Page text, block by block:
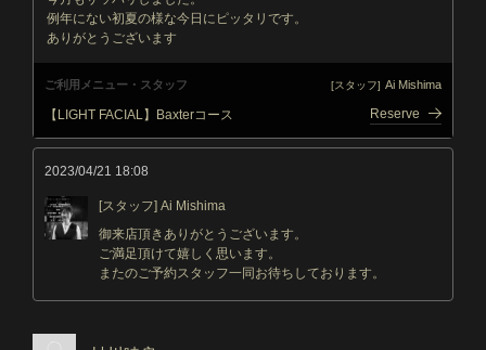
例年にない初夏の様な今日にピッタリです。
ありがとうございます
ご利用メニュー・スタッフ [スタッフ] Ai Mishima
【LIGHT FACIAL】Baxterコース Reserve
2023/04/21 18:08
[スタッフ] Ai Mishima
御来店頂きありがとうございます。
ご満足頂けて嬉しく思います。
またのご予約スタッフ一同お待ちしております。